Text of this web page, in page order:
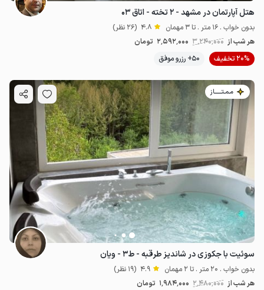
هتل آپارتمان در مشهد - ۲ تخته - اتاق ۰۳
بدون خواب . 16 متر . تا 3 مهمان 4.8 (26 نظر)
هر شب از 3٬240٬000 2٬592٬000 تومان
20% تخفیف
50+ رزرو موفق
مـمـتــــــاز
سوئیت با جکوزی در شاندیز طرقبه - ط۳ - ویان
بدون خواب . 20 متر . تا 2 مهمان 4.9 (19 نظر)
هر شب از 2٬480٬000 1٬984٬000 تومان